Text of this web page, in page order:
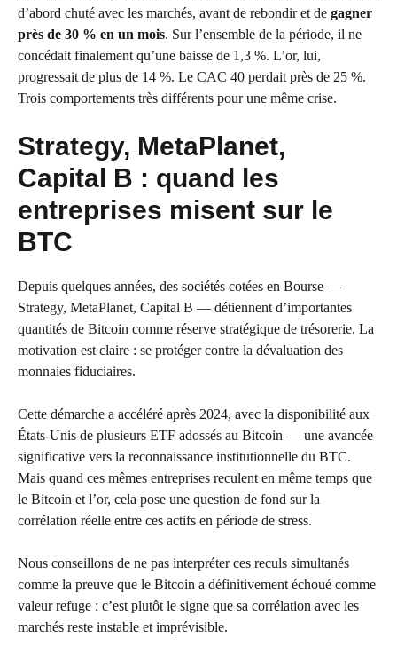
d’abord chuté avec les marchés, avant de rebondir et de gagner
près de 30 % en un mois. Sur l’ensemble de la période, il ne
concédait finalement qu’une baisse de 1,3 %. L’or, lui,
progressait de plus de 14 %. Le CAC 40 perdait près de 25 %.
Trois comportements très différents pour une même crise.
Strategy, MetaPlanet,
Capital B : quand les
entreprises misent sur le
BTC
Depuis quelques années, des sociétés cotées en Bourse —
Strategy, MetaPlanet, Capital B — détiennent d’importantes
quantités de Bitcoin comme réserve stratégique de trésorerie. La
motivation est claire : se protéger contre la dévaluation des
monnaies fiduciaires.
Cette démarche a accéléré après 2024, avec la disponibilité aux
États-Unis de plusieurs ETF adossés au Bitcoin — une avancée
significative vers la reconnaissance institutionnelle du BTC.
Mais quand ces mêmes entreprises reculent en même temps que
le Bitcoin et l’or, cela pose une question de fond sur la
corrélation réelle entre ces actifs en période de stress.
Nous conseillons de ne pas interpréter ces reculs simultanés
comme la preuve que le Bitcoin a définitivement échoué comme
valeur refuge : c’est plutôt le signe que sa corrélation avec les
marchés reste instable et imprévisible.